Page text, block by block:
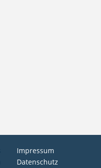
Impressum
Datenschutz